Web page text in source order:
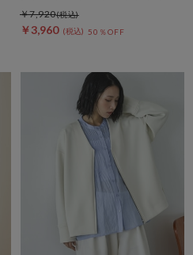
￥3,960 50％OFF
￥7,920